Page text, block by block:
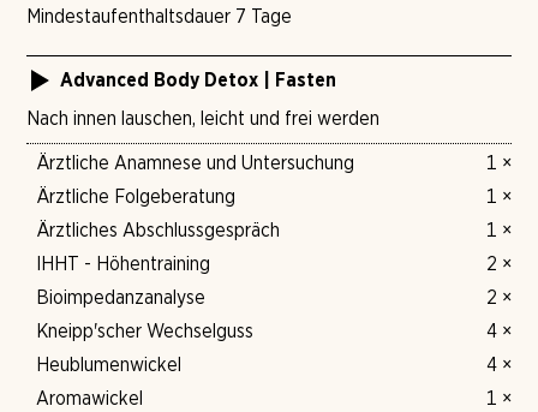
Mindestaufenthaltsdauer 7 Tage
Advanced Body Detox | Fasten
Nach innen lauschen, leicht und frei werden
Ärztliche Anamnese und Untersuchung
1 ×
Ärztliche Folgeberatung
1 ×
Ärztliches Abschlussgespräch
1 ×
IHHT - Höhentraining
2 ×
Bioimpedanzanalyse
2 ×
Kneipp'scher Wechselguss
4 ×
Heublumenwickel
4 ×
Aromawickel
1 ×